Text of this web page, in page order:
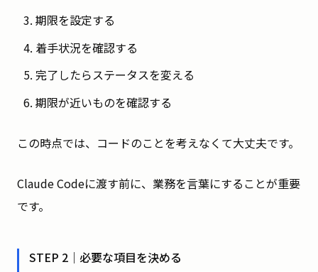
期限を設定する
着手状況を確認する
完了したらステータスを変える
期限が近いものを確認する
この時点では、コードのことを考えなくて大丈夫です。
Claude Codeに渡す前に、業務を言葉にすることが重要
です。
STEP 2｜必要な項目を決める